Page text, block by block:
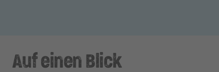
Auf einen Blick